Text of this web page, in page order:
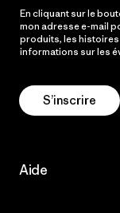
En cliquant sur le
mon adresse e-mail
produits, les histoires
informations sur les
S’inscrire
Aide